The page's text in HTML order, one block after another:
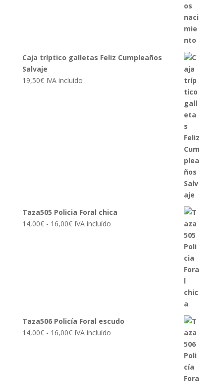
Caja tríptico galletas Feliz Cumpleaños
Salvaje
19,50€ IVA incluído
Taza505 Policia Foral chica
14,00€ - 16,00€Rango
IVA incluído
Taza506 Policía Foral escudo
14,00€ - 16,00€Rango
IVA incluído